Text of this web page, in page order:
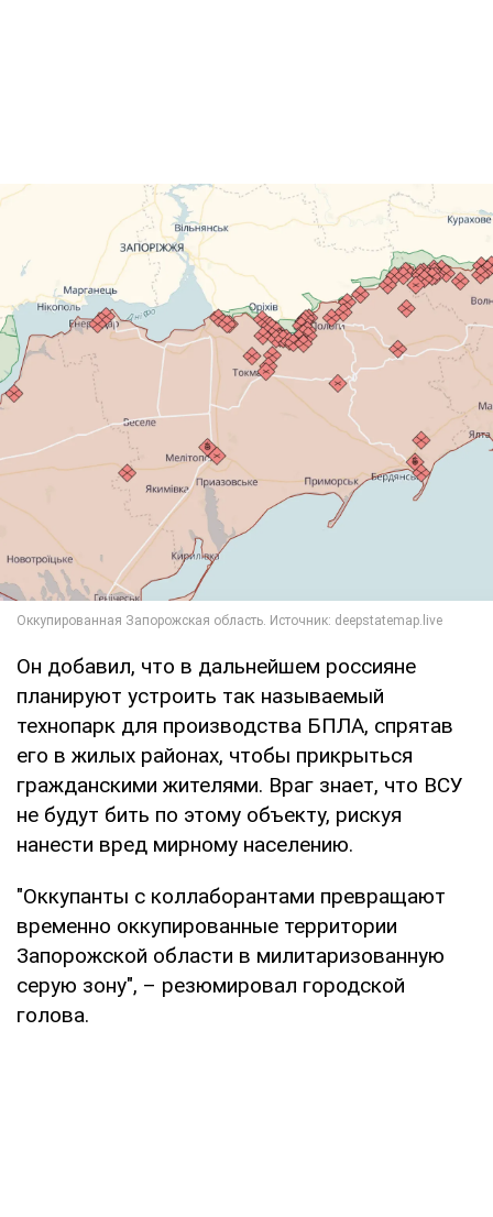
Он добавил, что в дальнейшем россияне
планируют устроить так называемый
технопарк для производства БПЛА, спрятав
его в жилых районах, чтобы прикрыться
гражданскими жителями. Враг знает, что ВСУ
не будут бить по этому объекту, рискуя
нанести вред мирному населению.
"Оккупанты с коллаборантами превращают
временно оккупированные территории
Запорожской области в милитаризованную
серую зону", – резюмировал городской
голова.